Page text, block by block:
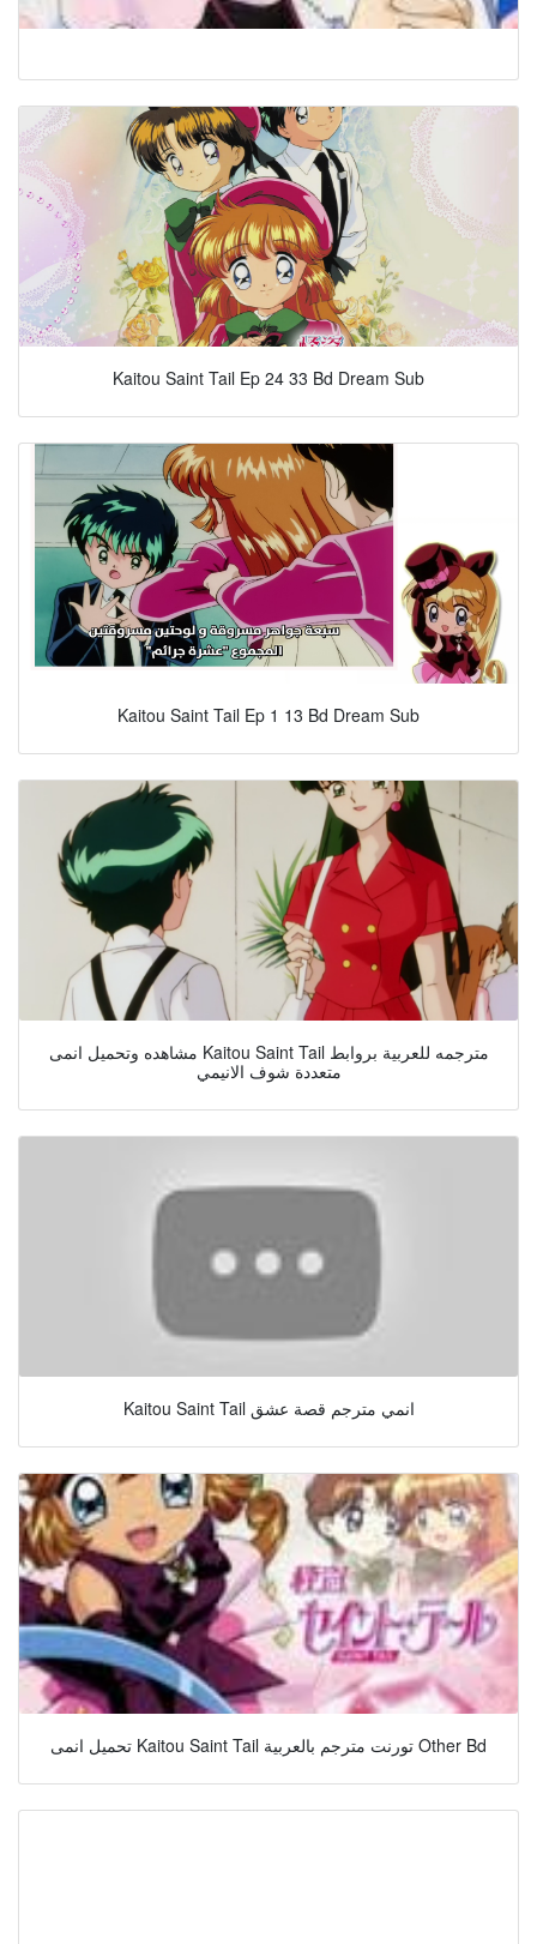
Kaitou Saint Tail Ep 24 33 Bd Dream Sub
Kaitou Saint Tail Ep 1 13 Bd Dream Sub
مشاهده وتحميل انمى Kaitou Saint Tail مترجمه للعربية بروابط
متعددة شوف الانيمي
Kaitou Saint Tail انمي مترجم قصة عشق
تحميل انمى Kaitou Saint Tail تورنت مترجم بالعربية Other Bd